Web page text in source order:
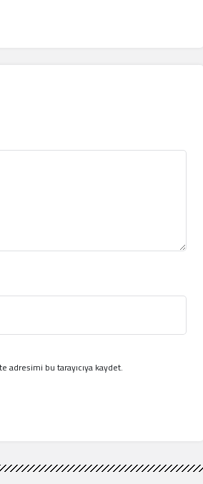
adresimi bu tarayıcıya kaydet.